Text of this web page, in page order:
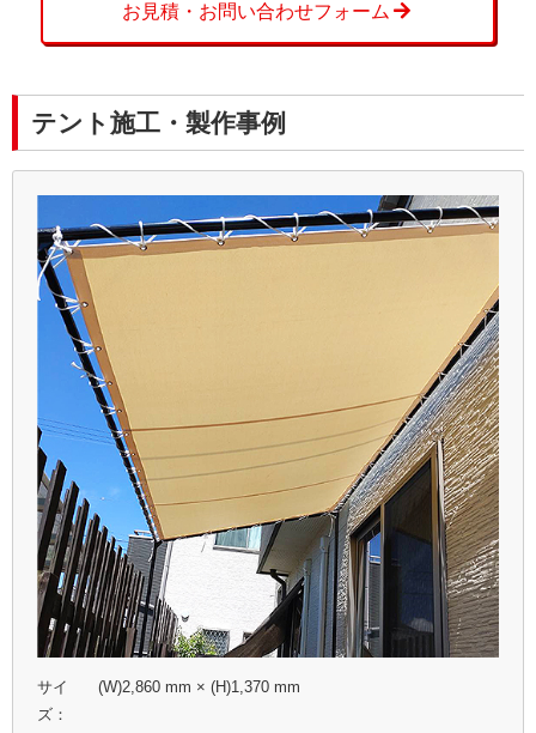
お見積・お問い合わせフォーム
テント施工・製作事例
サイ
ズ：
(W)2,860 mm × (H)1,370 mm